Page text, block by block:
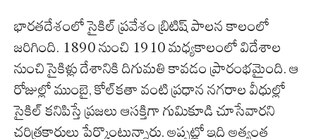
భారతదేశంలో సైకిల్ ప్రవేశం బ్రిటిష్ పాలన కాలంలో
జరిగింది. 1890 నుంచి 1910 మధ్యకాలంలో విదేశాల
నుంచి సైకిళ్లు దేశానికి దిగుమతి కావడం ప్రారంభమైంది. ఆ
రోజుల్లో ముంబై, కోల్‌కతా వంటి ప్రధాన నగరాల వీధుల్లో
సైకిల్ కనిపిస్తే ప్రజలు ఆసక్తిగా గుమికూడి చూసేవారని
చరిత్రకారులు పేర్కొంటున్నారు. అప్పట్లో ఇది అత్యంత